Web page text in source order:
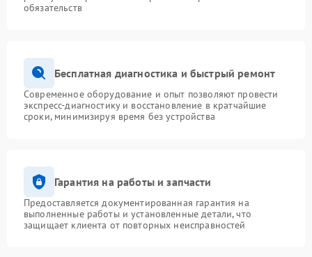
обязательств
Бесплатная диагностика и быстрый ремонт
Современное оборудование и опыт позволяют провести
экспресс-диагностику и восстановление в кратчайшие
сроки, минимизируя время без устройства
Гарантия на работы и запчасти
Предоставляется документированная гарантия на
выполненные работы и установленные детали, что
защищает клиента от повторных неисправностей